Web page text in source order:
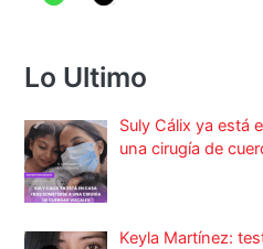
Lo Ultimo
Suly Cálix ya está
una cirugía de
Keyla Martínez: